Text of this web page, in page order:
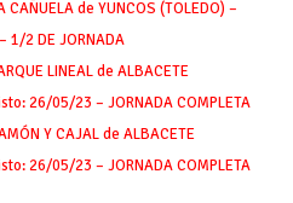
CAÑUELA de YUNCOS (TOLEDO) –
2 DE JORNADA
LINEAL de ALBACETE
26/05/23 – JORNADA COMPLETA
Y CAJAL de ALBACETE
26/05/23 – JORNADA COMPLETA